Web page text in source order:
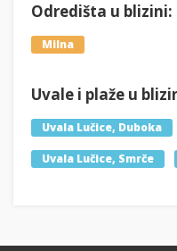
Odredišta u blizini:
Milna
Uvale i plaže u
Uvala Lučice, Duboka
Uvala Lučice, Smrče